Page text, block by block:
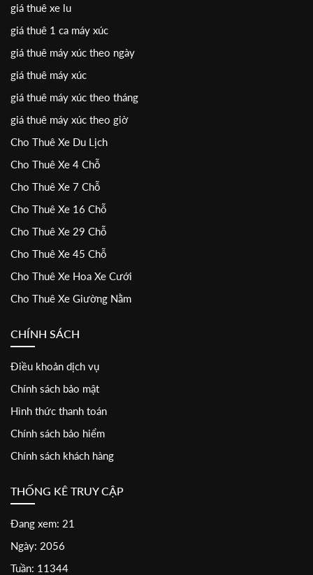
giá thuê xe lu
giá thuê 1 ca máy xúc
giá thuê máy xúc theo ngày
giá thuê máy xúc
giá thuê máy xúc theo tháng
giá thuê máy xúc theo giờ
Cho Thuê Xe Du Lịch
Cho Thuê Xe 4 Chỗ
Cho Thuê Xe 7 Chỗ
Cho Thuê Xe 16 Chỗ
Cho Thuê Xe 29 Chỗ
Cho Thuê Xe 45 Chỗ
Cho Thuê Xe Hoa Xe Cưới
Cho Thuê Xe Giường Nằm
CHÍNH SÁCH
Điều khoản dịch vụ
Chính sách bảo mật
Hình thức thanh toán
Chính sách bảo hiểm
Chính sách khách hàng
THỐNG KÊ TRUY CẬP
Đang xem: 21
Ngày: 2056
Tuần: 11344